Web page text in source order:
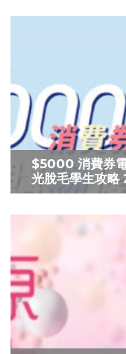
$5000 消費券
光脫毛學生攻略